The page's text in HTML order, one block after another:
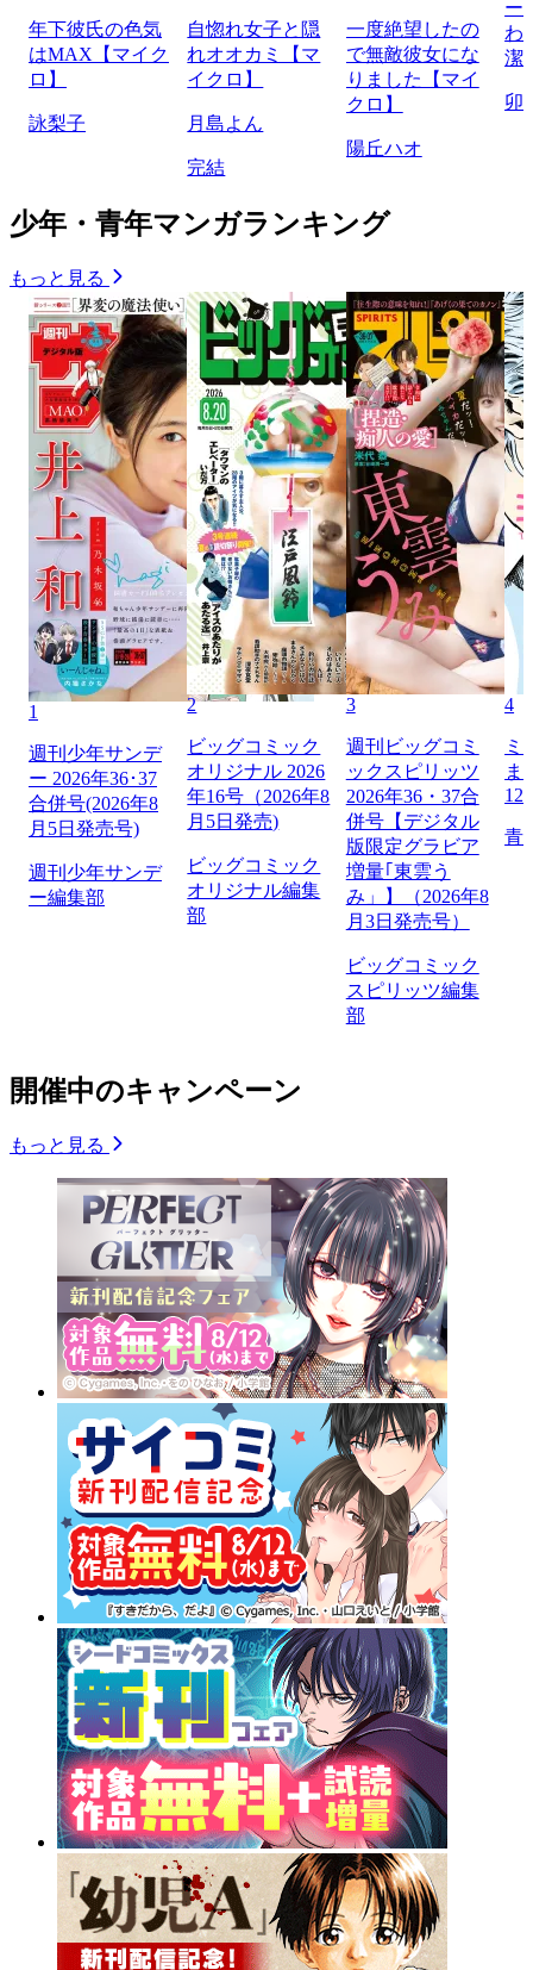
年下彼氏の色気
はMAX【マイク
ロ】
詠梨子
自惚れ女子と隠
れオオカミ【マ
イクロ】
月島よん
完結
一度絶望したの
で無敵彼女にな
りました【マイ
クロ】
陽丘ハオ
ー
わ
潔
卯
少年・青年マンガランキング
もっと見る
1
週刊少年サンデ
ー 2026年36･37
合併号(2026年8
月5日発売号)
週刊少年サンデ
ー編集部
2
ビッグコミック
オリジナル 2026
年16号（2026年8
月5日発売)
ビッグコミック
オリジナル編集
部
3
週刊ビッグコミ
ックスピリッツ
2026年36・37合
併号【デジタル
版限定グラビア
増量｢東雲う
み」】（2026年8
月3日発売号）
ビッグコミック
スピリッツ編集
部
4
ミ
ま
129
青
開催中のキャンペーン
もっと見る